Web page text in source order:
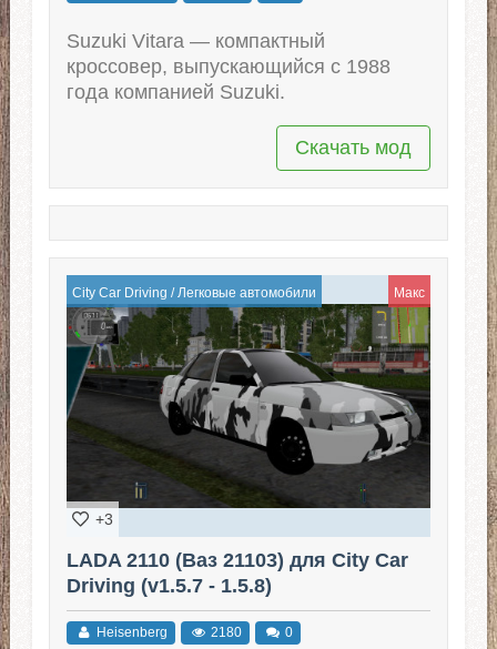
Suzuki Vitara — компактный
кроссовер, выпускающийся с 1988
года компанией Suzuki.
Скачать мод
City Car Driving / Легковые автомобили Макс
+3
LADA 2110 (Ваз 21103) для City Car
Driving (v1.5.7 - 1.5.8)
Heisenberg 2180 0